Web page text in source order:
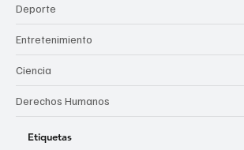
Deporte
Entretenimiento
Ciencia
Derechos Humanos
Etiquetas